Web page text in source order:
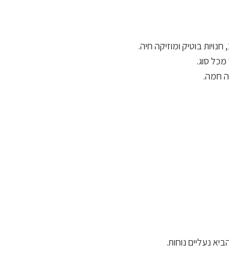
בוטיק ומוזיקה חיה.
מכל סוג.
נעליים נוחות.